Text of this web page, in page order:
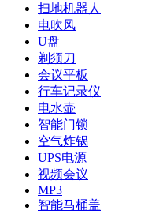
扫地机器人
电吹风
U盘
剃须刀
会议平板
行车记录仪
电水壶
智能门锁
空气炸锅
UPS电源
视频会议
MP3
智能马桶盖